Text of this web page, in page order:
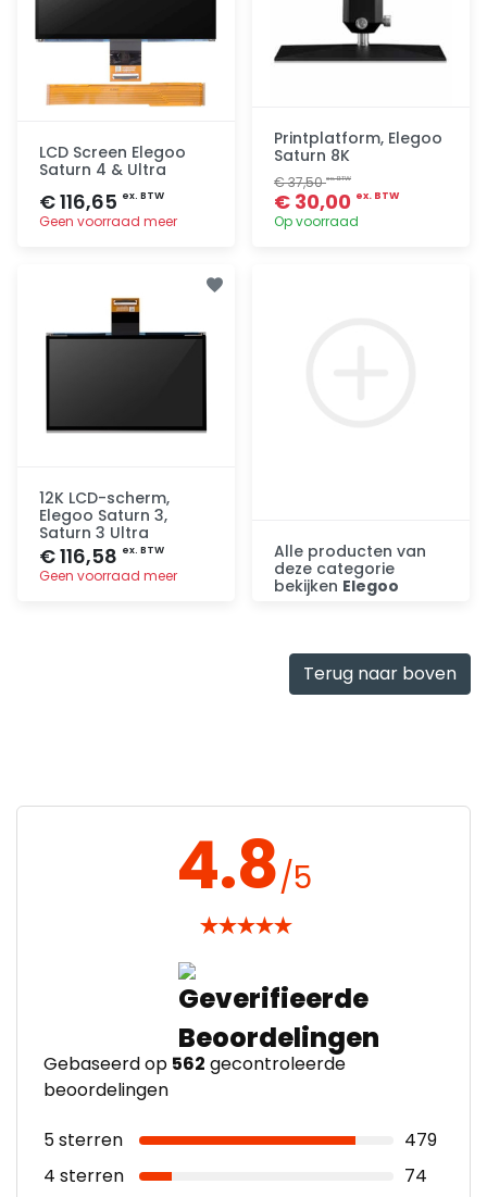
LCD Screen Elegoo
Saturn 4 & Ultra
€ 116,65 ex. BTW
Geen voorraad meer
Printplatform, Elegoo
Saturn 8K
€ 37,50ex. BTW
€ 30,00 ex. BTW
Op voorraad
12K LCD-scherm,
Elegoo Saturn 3,
Saturn 3 Ultra
€ 116,58 ex. BTW
Geen voorraad meer
Alle producten van
deze categorie
bekijken Elegoo
Terug naar boven
4.8/5
★★★★★
Gebaseerd op 562 gecontroleerde
beoordelingen
5 sterren
479
4 sterren
74